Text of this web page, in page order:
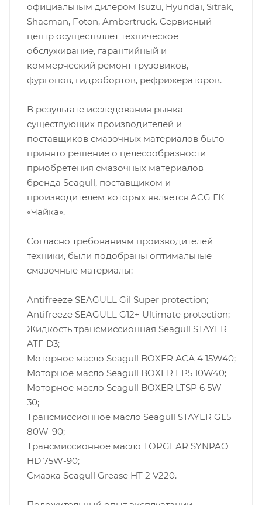
официальным дилером Isuzu, Hyundai, Sitrak,
Shacman, Foton, Ambertruck. Сервисный
центр осуществляет техническое
обслуживание, гарантийный и
коммерческий ремонт грузовиков,
фургонов, гидробортов, рефрижераторов.
В результате исследования рынка
существующих производителей и
поставщиков смазочных материалов было
принято решение о целесообразности
приобретения смазочных материалов
бренда Seagull, поставщиком и
производителем которых является ACG ГК
«Чайка».
Согласно требованиям производителей
техники, были подобраны оптимальные
смазочные материалы:
Antifreeze SEAGULL Gil Super protection;
Antifreeze SEAGULL G12+ Ultimate protection;
Жидкость трансмиссионная Seagull STAYER
ATF D3;
Моторное масло Seagull BOXER АСА 4 15W40;
Моторное масло Seagull BOXER EP5 10W40;
Моторное масло Seagull BOXER LTSP 6 5W-
30;
Трансмиссионное масло Seagull STAYER GL5
80W-90;
Трансмиссионное масло TOPGEAR SYNPAO
HD 75W-90;
Смазка Seagull Grease HT 2 V220.